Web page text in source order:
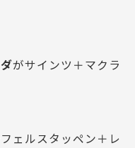
がサインツ＋マクラ
ェルスタッペン＋レ